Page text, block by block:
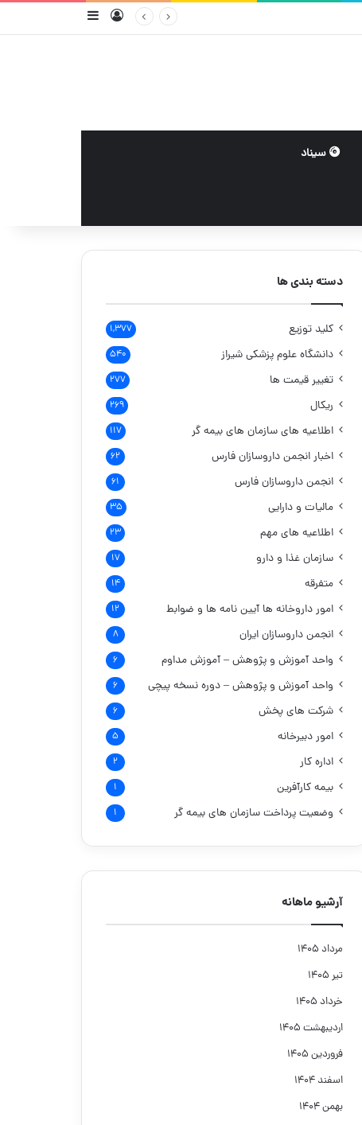
ورودسایدبار
سیناد
دسته بندی ها
کلید توزیع ۱,۳۷۷
دانشگاه علوم پزشکی شیراز ۵۴۰
تغییر قیمت ها ۲۷۷
ریکال ۲۶۹
اطلاعیه های سازمان های بیمه گر ۱۱۷
اخبار انجمن داروسازان فارس ۶۲
انجمن داروسازان فارس ۶۱
مالیات و دارایی ۳۵
اطلاعیه های مهم ۲۳
سازمان غذا و دارو ۱۷
متفرقه ۱۴
امور داروخانه هاآیین نامه ها و ضوابط ۱۲
انجمن داروسازان ایران ۸
واحد آموزش و پژوهش – آموزش مداوم ۶
واحد آموزش و پژوهش – دوره نسخه پیچی ۶
شرکت های پخش ۶
امور دبیرخانه ۵
اداره کار ۲
بیمه کارآفرین ۱
وضعیت پرداخت سازمان های بیمه گر ۱
آرشیو ماهانه
مرداد ۱۴۰۵
تیر ۱۴۰۵
خرداد ۱۴۰۵
اردیبهشت ۱۴۰۵
فروردین ۱۴۰۵
اسفند ۱۴۰۴
بهمن ۱۴۰۴